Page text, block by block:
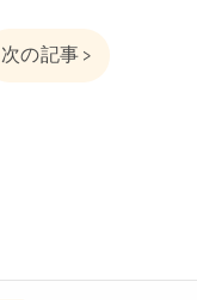
次の記事 >